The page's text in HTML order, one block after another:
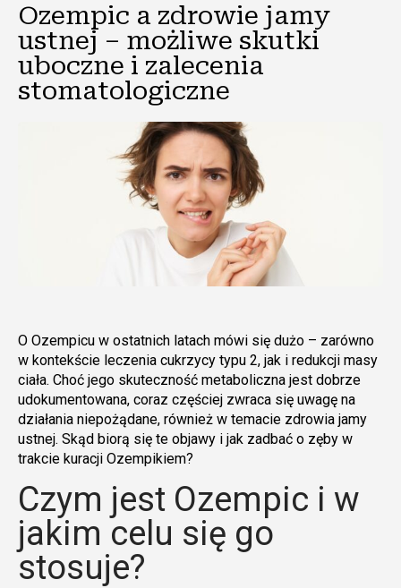
Ozempic a zdrowie jamy
ustnej – możliwe skutki
uboczne i zalecenia
stomatologiczne
O Ozempicu w ostatnich latach mówi się dużo – zarówno
w kontekście leczenia cukrzycy typu 2, jak i redukcji masy
ciała. Choć jego skuteczność metaboliczna jest dobrze
udokumentowana, coraz częściej zwraca się uwagę na
działania niepożądane, również w temacie zdrowia jamy
ustnej. Skąd biorą się te objawy i jak zadbać o zęby w
trakcie kuracji Ozempikiem?
Czym jest Ozempic i w
jakim celu się go
stosuje?